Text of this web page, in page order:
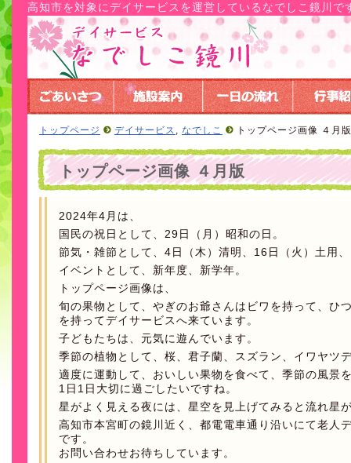
高知市を対象にデイサービスを運営しているなでしこ鏡川で
トップページ デイサービス , なでしこ トップページ画像 ４月版
トップページ画像 ４月版
2024年4月は、
国民の祝日として、29日（月）昭和の日。
節気・雑節として、4日（木）清明、16日（火）土用
イベントとして、新年度、新学年。
トップページ画像は、
旬の果物として、やぎのお爺さんはビワを持って、ひ
を持ってデイサービスへ来ています。
子どもたちは、元気に遊んでいます。
季節の植物として、桜、君子蘭、スズラン、イワヤツ
適度に運動して、おいしい果物を食べて、季節の風景
1日1日大切に過ごしたいですね。
星がよく見える夜には、星空を見上げてみると流れ星
高知市本宮町の鏡川近く、都電電車通り沿いにて老人
です。
お問い合わせお待ちしています。